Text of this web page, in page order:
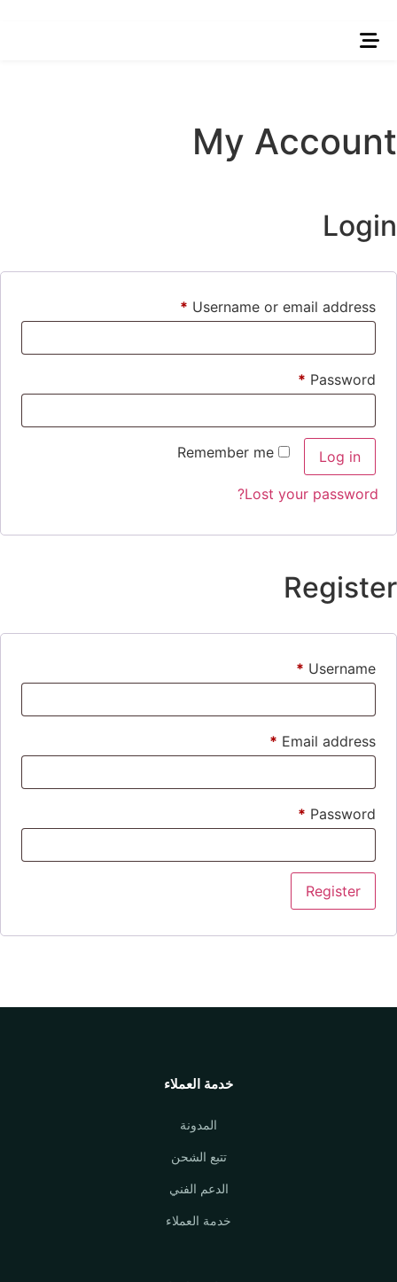
My Account
Login
Username or email address
*
Password
*
Remember me Log in
Lost your password?
Register
Username
*
Email address
*
Password
*
Register
خدمة العملاء
المدونة
تتبع الشحن
الدعم الفني
خدمة العملاء